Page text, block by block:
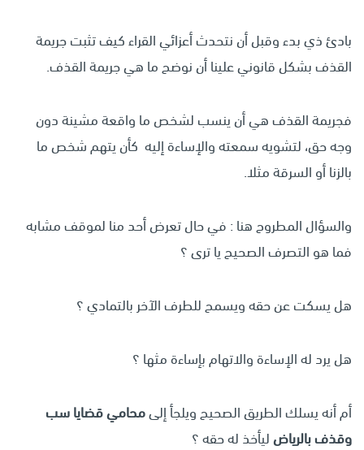
بادئ ذي بدء وقبل أن نتحدث أعزائي القراء كيف تثبت جريمة
القذف بشكل قانوني علينا أن نوضح ما هي جريمة القذف.
فجريمة القذف هي أن ينسب لشخص ما واقعة مشينة دون
وجه حق، لتشويه سمعته والإساءة إليه كأن يتهم شخص ما
بالزنا أو السرقة مثلا.
والسؤال المطروح هنا : في حال تعرض أحد منا لموقف مشابه
فما هو التصرف الصحيح يا ترى ؟
هل يسكت عن حقه ويسمح للطرف الآخر بالتمادي ؟
هل يرد له الإساءة والاتهام بإساءة مثها ؟
أم أنه يسلك الطريق الصحيح ويلجأ إلىمحامي قضايا سب
وقذف بالرياضليأخذ له حقه ؟